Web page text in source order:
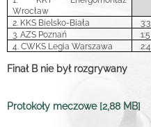
Wrocław
2. KKS Bielsko-Biała 3:3
3. AZS Poznań
1:5
4. CWKS Legia Warszawa
2:4
Finał B nie był rozgrywany
Protokoły meczowe [2,88 MB]